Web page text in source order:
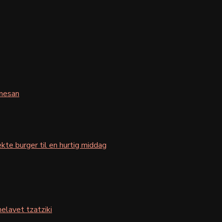
burger til en hurtig middag
tzatziki